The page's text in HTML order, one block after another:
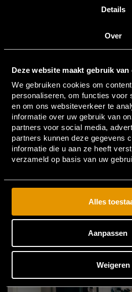
Details
Over
Deze website maakt gebruik van
We gebruiken cookies om
personaliseren, om functies voor
en om ons websiteverkeer te
informatie over uw gebruik van
partners voor social media,
partners kunnen deze gegevens
informatie die u aan ze heeft
verzameld op basis van uw
Alles
Aanpassen
Weigeren